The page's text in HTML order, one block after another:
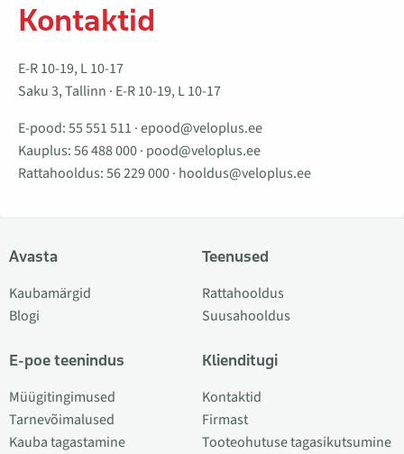
Kontaktid
E-R 10-19, L 10-17
Saku 3, Tallinn · E-R 10-19, L 10-17
E-pood:55 551 511 ·epood@veloplus.ee
Kauplus:56 488 000· pood@veloplus.ee
Rattahooldus:56 229 000· hooldus@veloplus.ee
Avasta
Kaubamärgid
Blogi
E-poe teenindus
Müügitingimused
Tarnevõimalused
Kauba tagastamine
Teenused
Rattahooldus
Suusahooldus
Klienditugi
Kontaktid
Firmast
Tooteohutuse tagasikutsumine